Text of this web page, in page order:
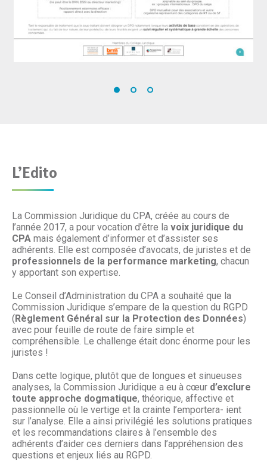
L’Edito
La Commission Juridique du CPA, créée au cours de
l’année 2017, a pour vocation d’être la voix juridique du
CPA mais également d’informer et d’assister ses
adhérents. Elle est composée d’avocats, de juristes et de
professionnels de la performance marketing, chacun
y apportant son expertise.
Le Conseil d’Administration du CPA a souhaité que la
Commission Juridique s’empare de la question du RGPD
( Règlement Général sur la Protection des Données)
avec pour feuille de route de faire simple et
compréhensible. Le challenge était donc énorme pour les
juristes !
Dans cette logique, plutôt que de longues et sinueuses
analyses, la Commission Juridique a eu à cœur d’exclure
toute approche dogmatique, théorique, affective et
passionnelle où le vertige et la crainte l’emportera- ient
sur l’analyse. Elle a ainsi privilégié les solutions pratiques
et les recommandations claires à l’ensemble des
adhérents d’aider ces derniers dans l’appréhension des
questions et enjeux liés au RGPD.